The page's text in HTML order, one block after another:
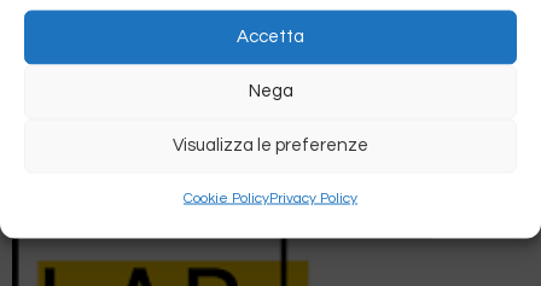
Accetta
Nega
Visualizza le preferenze
Cookie PolicyPrivacy Policy